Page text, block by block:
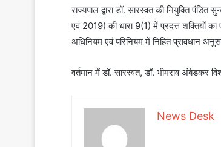
राज्यपाल द्वारा डॉ. सारस्वत की नियुक्ति
एवं 2019) की धारा 9(1) में प्रदत्त शक्तियों का
अधिनियम एवं परिनियम में निहित प्रावधान
वर्तमान में डॉ. सारस्वत, डॉ. भीमराव अंबेडकर
News Desk